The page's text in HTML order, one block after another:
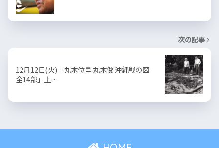
次の記事
12月12日(火)「丸木位里 丸木俊 沖縄戦の図
全14部」上…